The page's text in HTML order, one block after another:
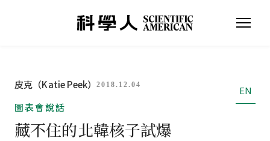
皮克（Katie Peek）2018.12.04
EN
圖表會說話
藏不住的北韓核子試爆